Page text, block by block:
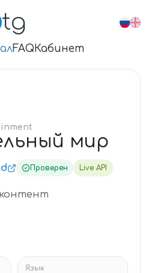
tg
FAQКабинет
мир
Проверен Live API
Язык